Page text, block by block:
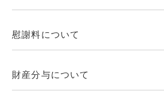
慰謝料について
財産分与について